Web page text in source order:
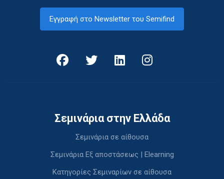
Εγγραφή στο Newsletter του Semifind
Σεμινάρια στην Ελλάδα
Σεμινάρια σε αίθουσα
Σεμινάρια Εξ αποστάσεως | Elearning
Κατηγορίες Σεμιναρίων σε αίθουσα